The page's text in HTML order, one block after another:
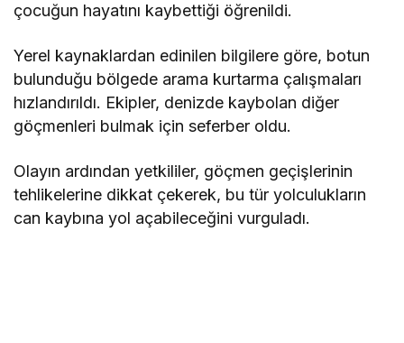
çocuğun hayatını kaybettiği öğrenildi.
Yerel kaynaklardan edinilen bilgilere göre, botun
bulunduğu bölgede arama kurtarma çalışmaları
hızlandırıldı. Ekipler, denizde kaybolan diğer
göçmenleri bulmak için seferber oldu.
Olayın ardından yetkililer, göçmen geçişlerinin
tehlikelerine dikkat çekerek, bu tür yolculukların
can kaybına yol açabileceğini vurguladı.